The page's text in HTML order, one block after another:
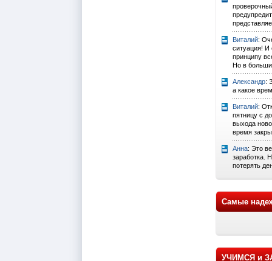
Виталий:
ситуация! И
принципу
Но в
Александр:
а какое
Виталий:
пятницу с
выхода
время
Анна: Это
заработка.
потерять
Самые
УЧИМСЯ и